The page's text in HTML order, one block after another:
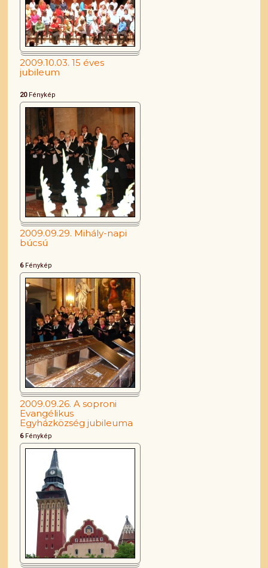
2009.10.03. 15 éves
jubileum
20Fénykép
2009.09.29. Mihály-napi
búcsú
6Fénykép
2009.09.26. A soproni
Evangélikus
Egyházközség jubileuma
6Fénykép